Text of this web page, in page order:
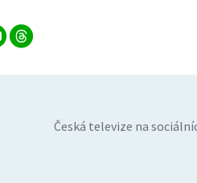
Česká televize na